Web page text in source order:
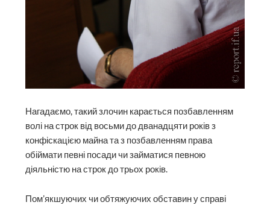
Нагадаємо, такий злочин карається позбавленням
волі на строк від восьми до дванадцяти років з
конфіскацією майна та з позбавленням права
обіймати певні посади чи займатися певною
діяльністю на строк до трьох років.
Пом’якшуючих чи обтяжуючих обставин у справі